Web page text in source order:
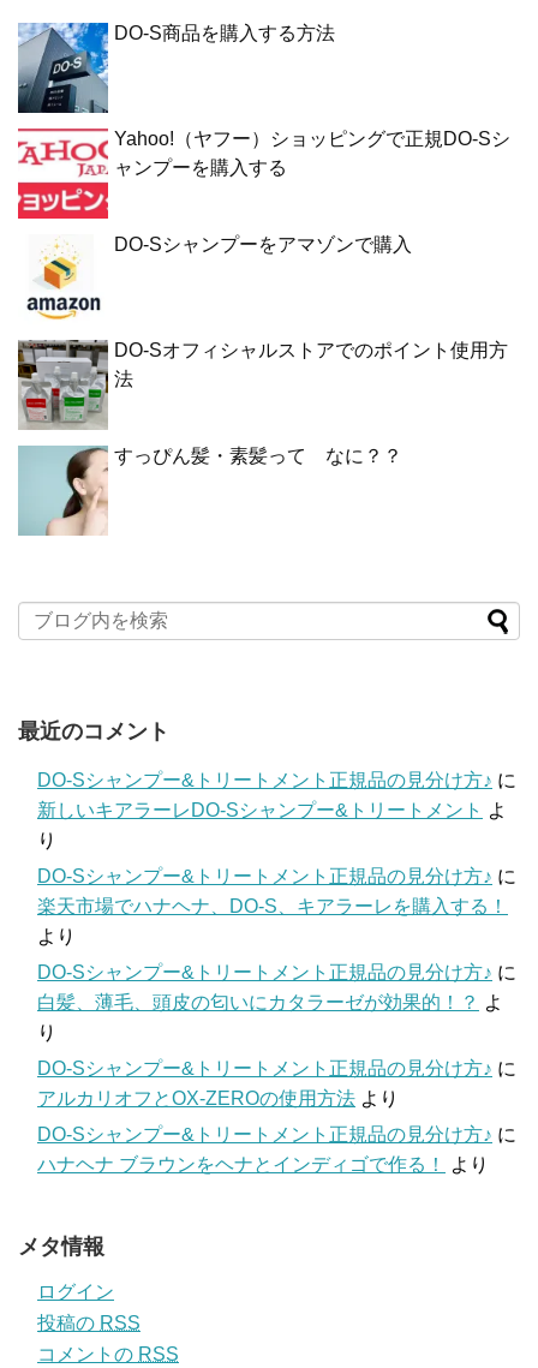
DO-S商品を購入する方法
Yahoo!（ヤフー）ショッピングで正規DO-Sシ
ャンプーを購入する
DO-Sシャンプーをアマゾンで購入
DO-Sオフィシャルストアでのポイント使用方
法
すっぴん髪・素髪って なに？？
最近のコメント
DO-Sシャンプー&トリートメント正規品の見分け方♪ に
新しいキアラーレDO-Sシャンプー&トリートメント よ
り
DO-Sシャンプー&トリートメント正規品の見分け方♪ に
楽天市場でハナヘナ、DO-S、キアラーレを購入する！
より
DO-Sシャンプー&トリートメント正規品の見分け方♪ に
白髪、薄毛、頭皮の匂いにカタラーゼが効果的！？ よ
り
DO-Sシャンプー&トリートメント正規品の見分け方♪ に
アルカリオフとOX-ZEROの使用方法 より
DO-Sシャンプー&トリートメント正規品の見分け方♪ に
ハナヘナ ブラウンをヘナとインディゴで作る！
より
メタ情報
ログイン
投稿の RSS
コメントの RSS